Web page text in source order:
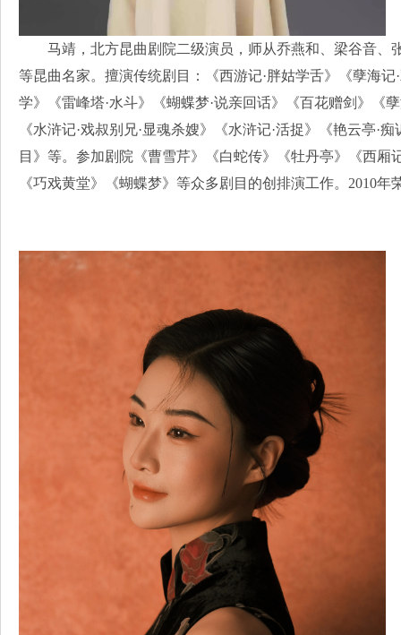
马靖，北方昆曲剧院二级演员，师从乔燕和、梁谷音、
等昆曲名家。擅演传统剧目：《西游记·胖姑学舌》《孽海记
学》《雷峰塔·水斗》《蝴蝶梦·说亲回话》《百花赠剑》《
《水浒记·戏叔别兄·显魂杀嫂》《水浒记·活捉》《艳云亭·
目》等。参加剧院《曹雪芹》《白蛇传》《牡丹亭》《西厢
《巧戏黄堂》《蝴蝶梦》等众多剧目的创排演工作。2010年